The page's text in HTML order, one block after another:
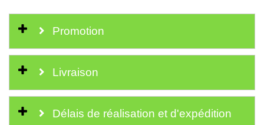
Promotion
Livraison
Délais de réalisation et d'expédition